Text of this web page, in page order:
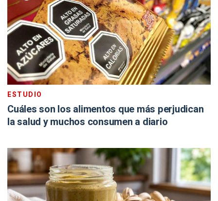
ESTUDIO
Cuáles son los alimentos que más perjudican
la salud y muchos consumen a diario